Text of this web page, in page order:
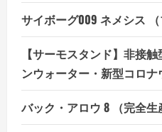
サイボーグ009 ネメシス
【サーモスタンド】非接
ンウォーター・新型コロ
バック・アロウ 8 （完全生